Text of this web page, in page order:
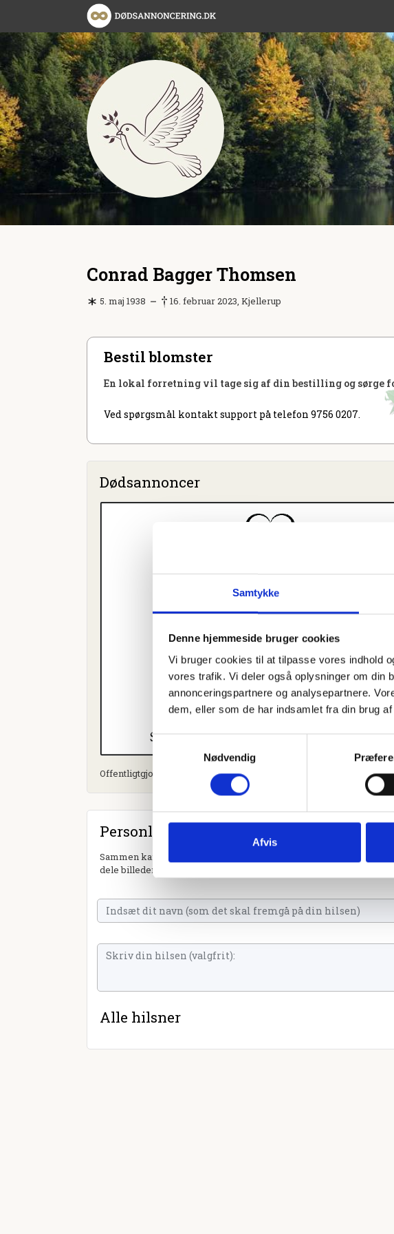
Samtykke
Denne hjemmeside bruger cookies
Vi bruger cookies til at tilpasse vores indhold
vores trafik. Vi deler også oplysninger om din
annonceringspartnere og analysepartnere.
dem, eller som de har indsamlet fra din brug
Samtykkevalg
Nødvendig
Afvis
Conrad Bagger Thomsen
5. maj 1938 16. februar 2023, Kjellerup
Bestil blomster
En lokal forretning vil tage sig af din bestilling og sørge
Ved spørgsmål kontakt support på telefon 9756 0207.
Dødsannoncer
Offentligtgjort i Midtjyllands Avis d. 18. februar 2023
Personlig hilsen
Sammen kan vi mindes Conrad Bagger Thomsen. Du kan tænde et
dele billeder og video eller blot sende et hjerte eller en rose
Alle hilsner